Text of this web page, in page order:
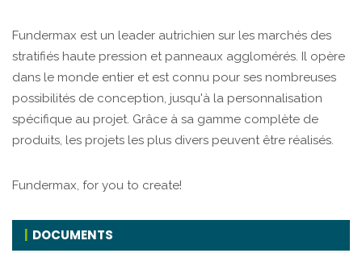
Fundermax est un leader autrichien sur les marchés des
stratifiés haute pression et panneaux agglomérés. Il opère
dans le monde entier et est connu pour ses nombreuses
possibilités de conception, jusqu'à la personnalisation
spécifique au projet. Grâce à sa gamme complète de
produits, les projets les plus divers peuvent être réalisés.
Fundermax, for you to create!
DOCUMENTS